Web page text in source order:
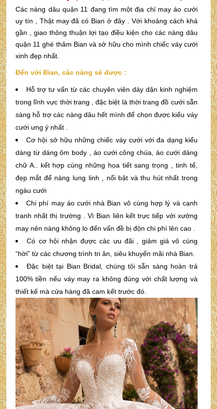
Các nàng dâu quận 11 đang tìm một địa chỉ may áo cưới
uy tín , Thật may đã có Bian ở đây . Với khoảng cách khá
gần , giao thông thuận lợi tạo điều kiện cho các nàng dâu
quận 11 ghé thăm Bian và sở hữu cho mình chiếc váy cưới
xinh đẹp nhất.
Đến với Bian, các nàng sẽ được :
Hỗ trợ tư vấn từ các chuyên viên dày dặn kinh nghiệm
trong lĩnh vực thời trang , đặc biệt là thời trang đồ cưới sẵn
sàng hỗ trợ các nàng dâu hết mình để chọn được kiểu váy
cưới ưng ý nhất .
Cơ hội sở hữu những chiếc váy cưới với đa dạng kiểu
dáng từ dáng ôm body , áo cưới công chúa, áo cưới dáng
chữ A.. kết hợp cùng những họa tiết sang trọng , tinh tế,
đẹp mắt để nàng lung linh , nổi bật và thu hút nhất trong
ngàu cưới
Chi phí may áo cưới nhà Bian vô cùng hợp lý và cạnh
tranh nhất thị trường . Vì Bian liên kết trực tiếp với xưởng
may nên nàng không lo đến vấn đề bị độn chi phí lên cao .
Có cơ hội nhận được các ưu đãi , giảm giá vô cùng
“hời” từ các chương trình tri ân, siêu khuyến mãi nhà Bian.
Đặc biệt tại Bian Bridal, chúng tôi sẵn sàng hoàn trả
100% tiền nếu váy may ra không đúng với chất lượng và
thiết kế mà cửa hàng đã cam kết trước đó.